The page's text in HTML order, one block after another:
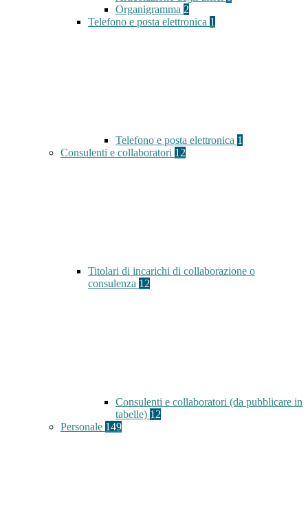
Organigramma 2
Telefono e posta elettronica 1
Telefono e posta elettronica 1
Consulenti e collaboratori 12
Titolari di incarichi di collaborazione o
consulenza 12
Consulenti e collaboratori (da pubblicare in
tabelle) 12
Personale 149